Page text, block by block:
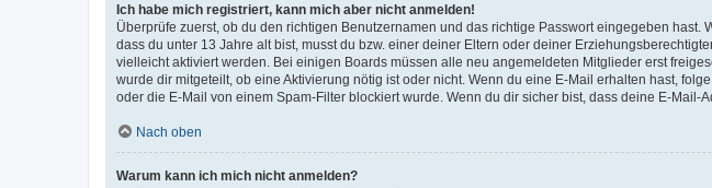
Ich habe mich registriert, kann mich aber nicht anmelden!
Überprüfe zuerst, ob du den richtigen Benutzernamen und das richtige Passwort eingegeben hast.
dass du unter 13 Jahre alt bist, musst du bzw. einer deiner Eltern oder deiner
vielleicht aktiviert werden. Bei einigen Boards müssen alle neu angemeldeten Mitglieder erst
wurde dir mitgeteilt, ob eine Aktivierung nötig ist oder nicht. Wenn du eine E-Mail erhalten hast,
oder die E-Mail von einem Spam-Filter blockiert wurde. Wenn du dir sicher bist, dass deine E-
Nach oben
Warum kann ich mich nicht anmelden?